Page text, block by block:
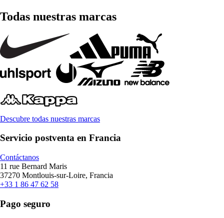
Todas nuestras marcas
Descubre todas nuestras marcas
Servicio postventa en Francia
Contáctanos
11 rue Bernard Maris
37270 Montlouis-sur-Loire, Francia
+33 1 86 47 62 58
Pago seguro